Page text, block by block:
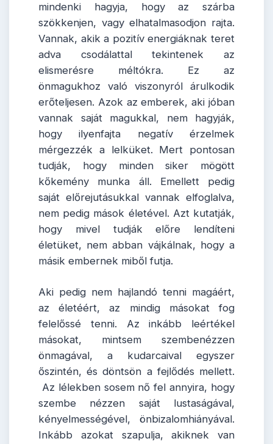
mindenki hagyja, hogy az szárba
szökkenjen, vagy elhatalmasodjon rajta.
Vannak, akik a pozitív energiáknak teret
adva csodálattal tekintenek az
elismerésre méltókra. Ez az
önmagukhoz való viszonyról árulkodik
erőteljesen. Azok az emberek, aki jóban
vannak saját magukkal, nem hagyják,
hogy ilyenfajta negatív érzelmek
mérgezzék a lelküket. Mert pontosan
tudják, hogy minden siker mögött
kőkemény munka áll. Emellett pedig
saját előrejutásukkal vannak elfoglalva,
nem pedig mások életével. Azt kutatják,
hogy mivel tudják előre lendíteni
életüket, nem abban vájkálnak, hogy a
másik embernek miből futja.
Aki pedig nem hajlandó tenni magáért,
az életéért, az mindig másokat fog
felelőssé tenni. Az inkább leértékel
másokat, mintsem szembenézzen
önmagával, a kudarcaival egyszer
őszintén, és döntsön a fejlődés mellett.
Az lélekben sosem nő fel annyira, hogy
szembe nézzen saját lustaságával,
kényelmességével, önbizalomhiányával.
Inkább azokat szapulja, akiknek van